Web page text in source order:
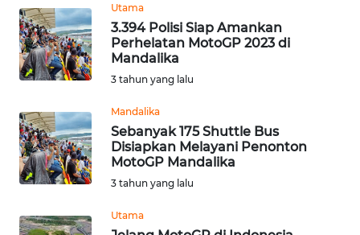
Utama
3.394 Polisi Siap Amankan
Perhelatan MotoGP 2023 di
Mandalika
3 tahun yang lalu
Mandalika
Sebanyak 175 Shuttle Bus
Disiapkan Melayani Penonton
MotoGP Mandalika
3 tahun yang lalu
Utama
WN
JATENG
WN
WN
JOGJA